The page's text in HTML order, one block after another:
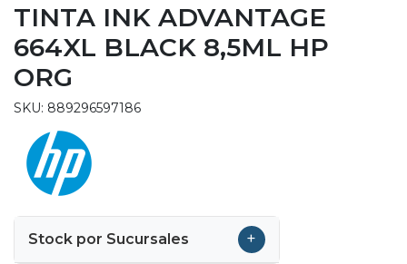
TINTA INK ADVANTAGE
664XL BLACK 8,5ML HP
ORG
SKU: 889296597186
Stock por Sucursales +